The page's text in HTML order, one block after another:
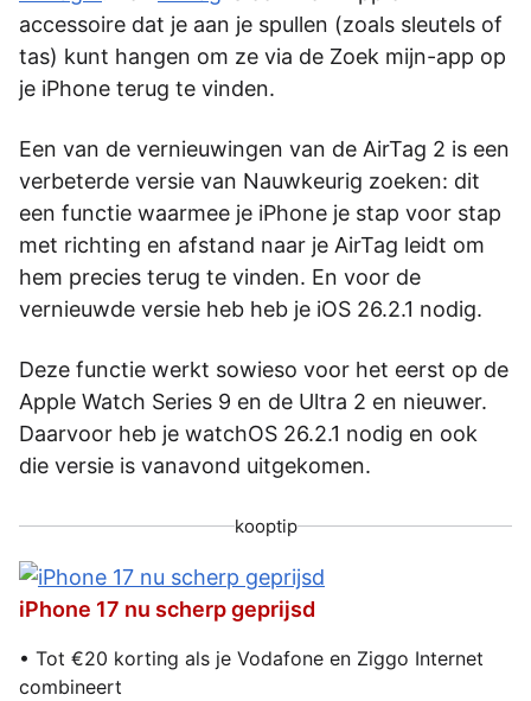
accessoire dat je aan je spullen (zoals sleutels of
tas) kunt hangen om ze via de Zoek mijn-app op
je iPhone terug te vinden.
Een van de vernieuwingen van de AirTag 2 is een
verbeterde versie van Nauwkeurig zoeken: dit
een functie waarmee je iPhone je stap voor stap
met richting en afstand naar je AirTag leidt om
hem precies terug te vinden. En voor de
vernieuwde versie heb heb je iOS 26.2.1 nodig.
Deze functie werkt sowieso voor het eerst op de
Apple Watch Series 9 en de Ultra 2 en nieuwer.
Daarvoor heb je watchOS 26.2.1 nodig en ook
die versie is vanavond uitgekomen.
kooptip
iPhone 17 nu scherp geprijsd
• Tot €20 korting als je Vodafone en Ziggo Internet
combineert